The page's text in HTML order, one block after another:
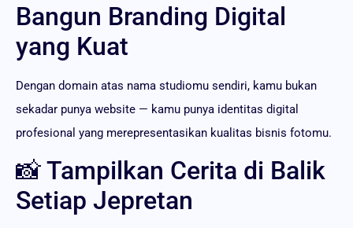
Bangun Branding Digital
yang Kuat
Dengan domain atas nama studiomu sendiri, kamu bukan
sekadar punya website — kamu punya identitas digital
profesional yang merepresentasikan kualitas bisnis fotomu.
📸 Tampilkan Cerita di Balik
Setiap Jepretan